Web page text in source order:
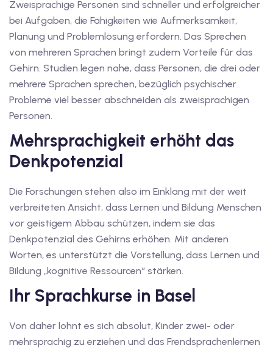
mit Gutschein
mit Gutschein B1
mit
B2
Deutschkurse mit
Deutschkurse mit
mit Gutschein
mit Gutschein
mit
Zweisprachige Personen sind schneller und erfolgreicher
bei Aufgaben, die Fähigkeiten wie Aufmerksamkeit,
Planung und Problemlösung erfordern. Das Sprechen
von mehreren Sprachen bringt zudem Vorteile für das
Gehirn. Studien legen nahe, dass Personen, die drei oder
mehrere Sprachen sprechen, bezüglich psychischer
Probleme viel besser abschneiden als zweisprachigen
Personen.
Mehrsprachigkeit erhöht das
Denkpotenzial
Die Forschungen stehen also im Einklang mit der weit
verbreiteten Ansicht, dass Lernen und Bildung Menschen
vor geistigem Abbau schützen, indem sie das
Denkpotenzial des Gehirns erhöhen. Mit anderen
Worten, es unterstützt die Vorstellung, dass Lernen und
Bildung „kognitive Ressourcen“ stärken.
Ihr Sprachkurse in Basel
Von daher lohnt es sich absolut, Kinder zwei- oder
mehrsprachig zu erziehen und das Frendsprachenlernen